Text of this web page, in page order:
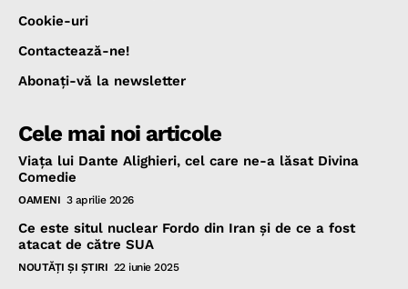
Cookie-uri
Contactează-ne!
Abonaţi-vă la newsletter
Cele mai noi articole
Viața lui Dante Alighieri, cel care ne-a lăsat Divina
Comedie
OAMENI 3 aprilie 2026
Ce este situl nuclear Fordo din Iran și de ce a fost
atacat de către SUA
NOUTĂŢI ŞI ŞTIRI 22 iunie 2025